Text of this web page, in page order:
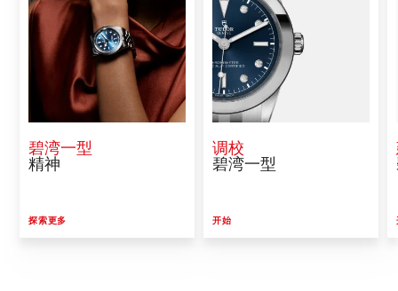
碧湾一型
精神
探索更多
调校
碧湾一型
开始